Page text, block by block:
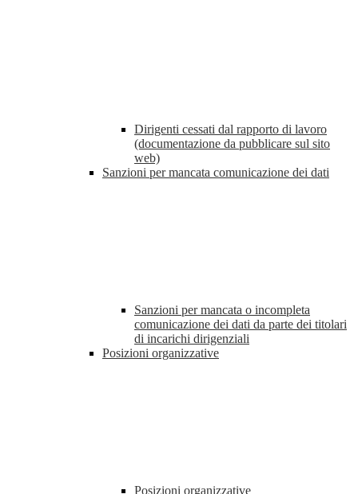
Dirigenti cessati dal rapporto di lavoro
(documentazione da pubblicare sul sito
web)
Sanzioni per mancata comunicazione dei dati
Sanzioni per mancata o incompleta
comunicazione dei dati da parte dei titolari
di incarichi dirigenziali
Posizioni organizzative
Posizioni organizzative